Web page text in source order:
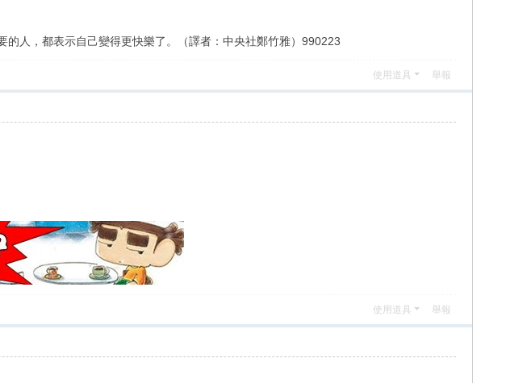
人，都表示自己變得更快樂了。（譯者：中央社鄭竹雅）990223
使用道具 舉報
使用道具 舉報